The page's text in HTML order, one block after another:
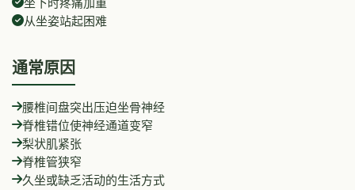
从坐姿站起困难
通常原因
腰椎间盘突出压迫坐骨神经
脊椎错位使神经通道变窄
梨状肌紧张
脊椎管狭窄
久坐或缺乏活动的生活方式